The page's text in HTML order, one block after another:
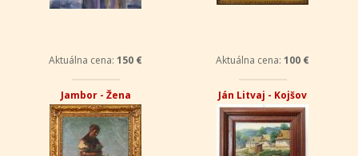
Aktuálna cena: 150 € Aktuálna cena: 100 €
Jambor - Žena Ján Litvaj - Kojšov